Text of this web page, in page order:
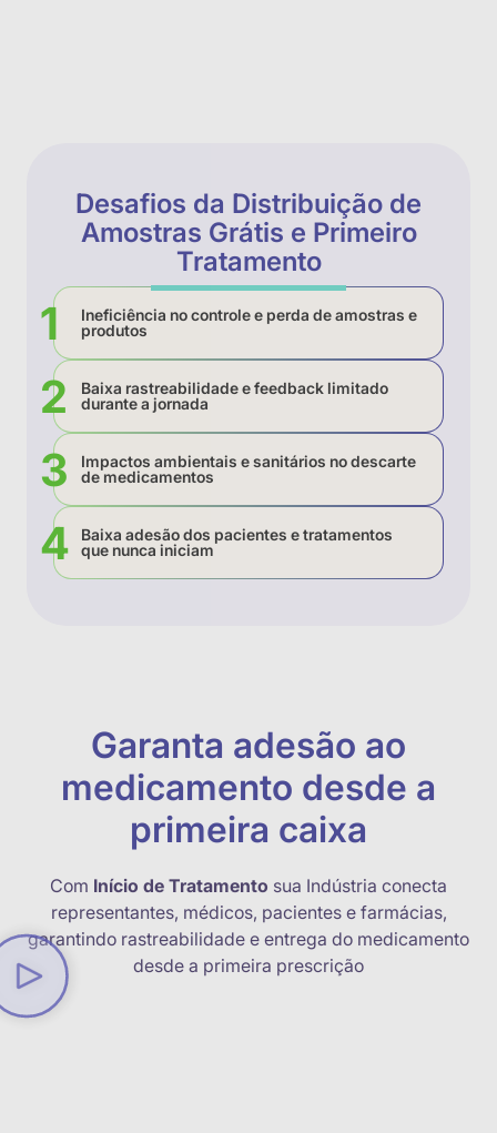
Desafios da Distribuição de
Amostras Grátis e Primeiro
Tratamento
Ineficiência no controle e perda de amostras e
produtos
Baixa rastreabilidade e feedback limitado
durante a jornada
Impactos ambientais e sanitários no descarte
de medicamentos
Baixa adesão dos pacientes e tratamentos
que nunca iniciam
Garanta adesão ao
medicamento desde a
primeira caixa
Com Início de Tratamento sua Indústria conecta
representantes, médicos, pacientes e farmácias,
garantindo rastreabilidade e entrega do medicamento
desde a primeira prescrição